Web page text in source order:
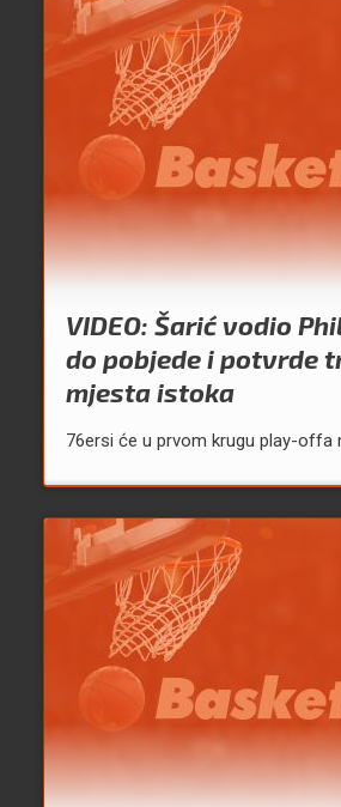
VIDEO: Šarić vodio
do pobjede i potvrde
mjesta istoka
76ersi će u prvom krugu play-offa